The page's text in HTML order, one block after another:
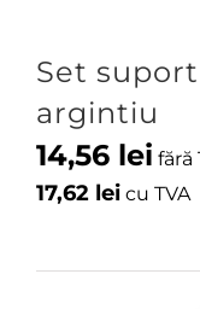
Set
argintiu
14,56 lei fără
17,62 lei cu TVA